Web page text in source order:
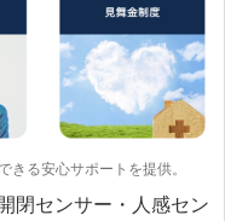
る安心サポートを提供。
閉センサー・人感セン